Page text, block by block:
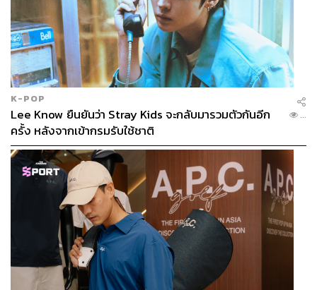
K-POP
Lee Know ยืนยันว่า Stray Kids จะกลับมารวมตัวกันอีก
ครั้ง หลังจากเข้ากรมรับใช้ชาติ
...